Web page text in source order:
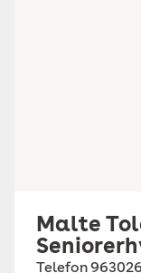
Malte
Telefon